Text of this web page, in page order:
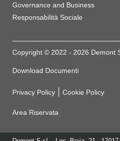
Governance and Business
Responsabilità Sociale
Copyright © 2022 - 2026 Demont
Download Documenti
Privacy Policy Cookie Policy
Area Riservata